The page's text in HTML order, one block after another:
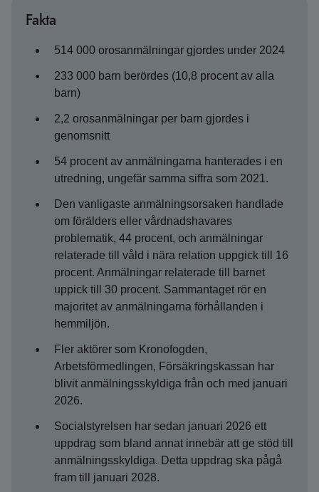
Fakta
514 000 orosanmälningar gjordes under 2024
233 000 barn berördes (10,8 procent av alla
barn)
2,2 orosanmälningar per barn gjordes i
genomsnitt
54 procent av anmälningarna hanterades i en
utredning, ungefär samma siffra som 2021.
Den vanligaste anmälningsorsaken handlade
om förälders eller vårdnadshavares
problematik, 44 procent, och anmälningar
relaterade till våld i nära relation uppgick till 16
procent. Anmälningar relaterade till barnet
uppick till 30 procent. Sammantaget rör en
majoritet av anmälningarna förhållanden i
hemmiljön.
Fler aktörer som Kronofogden,
Arbetsförmedlingen, Försäkringskassan har
blivit anmälningsskyldiga från och med januari
2026.
Socialstyrelsen har sedan januari 2026 ett
uppdrag som bland annat innebär att ge stöd till
anmälningsskyldiga. Detta uppdrag ska pågå
fram till januari 2028.